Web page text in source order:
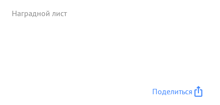
Наградной лист
Поделиться